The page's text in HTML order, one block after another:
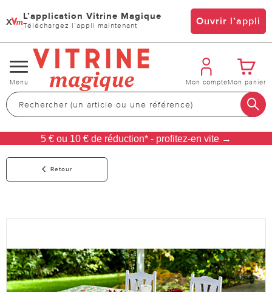
x L’application Vitrine Magique
Téléchargez l’appli maintenant Ouvrir l’appli
Changer
de
navigation
Menu Mon compteMon panier
5 € ou 10 € de réduction* - profitez-en vite →
Retour